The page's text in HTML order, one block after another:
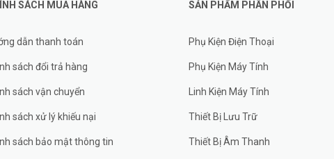
SÁCH MUA HÀNG
dẫn thanh toán
sách đổi trả hàng
sách vận chuyển
sách xử lý khiếu nại
sách bảo mật thông tin
SẢN PHẨM PHÂN PHỐI
Phụ Kiện Điện Thoại
Phụ Kiện Máy Tính
Linh Kiện Máy Tính
Thiết Bị Lưu Trữ
Thiết Bị Âm Thanh